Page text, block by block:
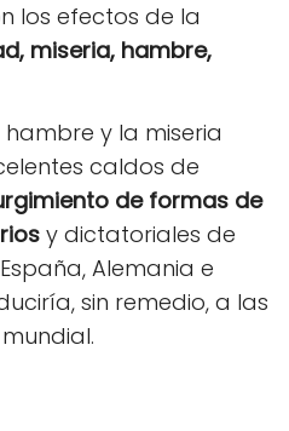
los efectos de la
miseria, hambre,
hambre y la miseria
caldos de
de formas de
y dictatoriales de
Alemania e
sin remedio, a las